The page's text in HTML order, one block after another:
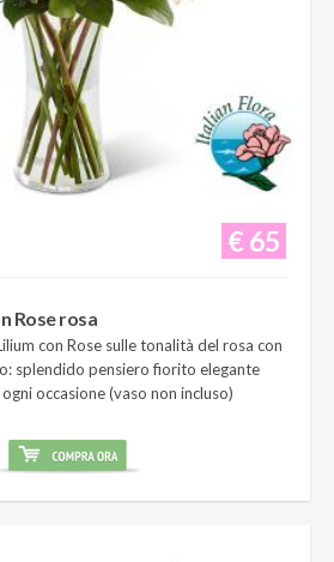
€ 65
Rose rosa
con Rose sulle tonalità del rosa con
splendido pensiero fiorito elegante
occasione (vaso non incluso)